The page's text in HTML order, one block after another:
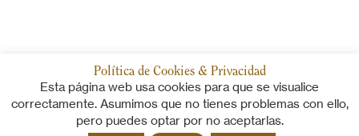
Política de Cookies & Privacidad
Esta página web usa cookies para que se visualice
correctamente. Asumimos que no tienes problemas con ello,
pero puedes optar por no aceptarlas.